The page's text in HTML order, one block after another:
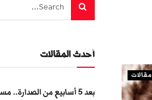
مقالات
أحدث المقالات